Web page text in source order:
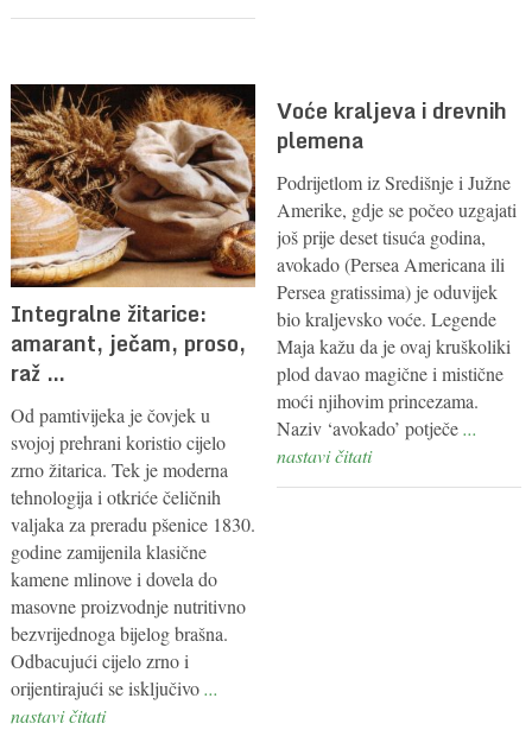
Integralne žitarice:
amarant, ječam, proso,
raž …
Od pamtivijeka je čovjek u
svojoj prehrani koristio cijelo
zrno žitarica. Tek je moderna
tehnologija i otkriće čeličnih
valjaka za preradu pšenice 1830.
godine zamijenila klasične
kamene mlinove i dovela do
masovne proizvodnje nutritivno
bezvrijednoga bijelog brašna.
Odbacujući cijelo zrno i
orijentirajući se isključivo...
nastavi čitati
Voće kraljeva i drevnih
plemena
Podrijetlom iz Središnje i Južne
Amerike, gdje se počeo uzgajati
još prije deset tisuća godina,
avokado (Persea Americana ili
Persea gratissima) je oduvijek
bio kraljevsko voće. Legende
Maja kažu da je ovaj kruškoliki
plod davao magične i mistične
moći njihovim princezama.
Naziv ‘avokado’ potječe...
nastavi čitati